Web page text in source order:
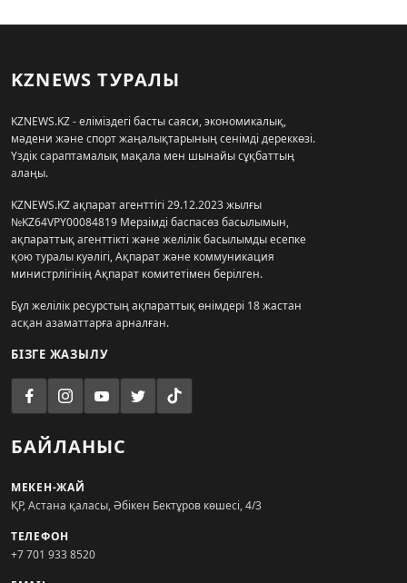
KZNEWS ТУРАЛЫ
KZNEWS.KZ - еліміздегі басты саяси, экономикалық,
мәдени және спорт жаңалықтарының сенімді дереккөзі.
Үздік сараптамалық мақала мен шынайы сұқбаттың
алаңы.
KZNEWS.KZ ақпарат агенттігі 29.12.2023 жылғы
№KZ64VPY00084819 Мерзімді баспасөз басылымын,
ақпараттық агенттікті және желілік басылымды есепке
қою туралы куәлігі, Ақпарат және коммуникация
министрлігінің Ақпарат комитетімен берілген.
Бұл желілік ресурстың ақпараттық өнімдері 18 жастан
асқан азаматтарға арналған.
БІЗГЕ ЖАЗЫЛУ
БАЙЛАНЫС
МЕКЕН-ЖАЙ
ҚР, Астана қаласы, Әбікен Бектұров көшесі, 4/3
ТЕЛЕФОН
+7 701 933 8520